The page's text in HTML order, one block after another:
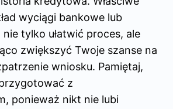
wyciągi bankowe lub
tylko ułatwić proces, ale
zwiększyć Twoje szanse na
wniosku. Pamiętaj,
z
ponieważ nikt nie lubi